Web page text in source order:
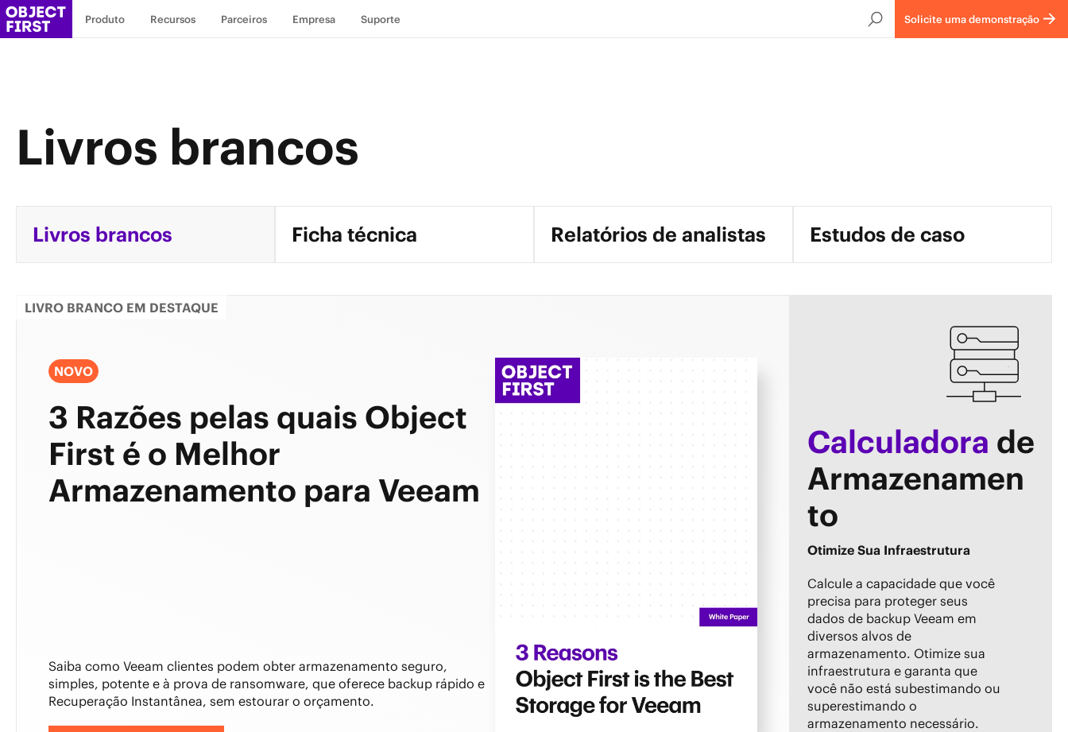
Produto Recursos Parceiros Empresa Suporte Solicite uma demonstração
Livros brancos
Livros brancos Ficha técnica Relatórios de analistas Estudos de caso
LIVRO BRANCO EM DESTAQUE
NOVO
3 Razões pelas quais Object
First é o Melhor
Armazenamento para Veeam
Saiba como Veeam clientes podem obter armazenamento seguro,
simples, potente e à prova de ransomware, que oferece backup rápido e
Recuperação Instantânea, sem estourar o orçamento.
Calculadora de
Armazenamen
to
Otimize Sua Infraestrutura
Calcule a capacidade que você
precisa para proteger seus
dados de backup Veeam em
diversos alvos de
armazenamento. Otimize sua
infraestrutura e garanta que
você não está subestimando ou
superestimando o
armazenamento necessário.